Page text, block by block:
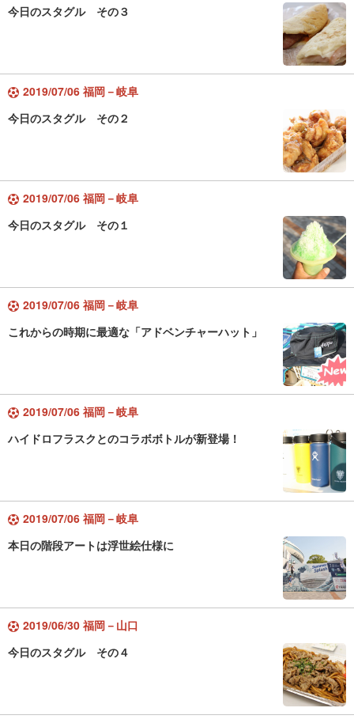
今日のスタグル その３
2019/07/06 福岡－岐阜
今日のスタグル その２
2019/07/06 福岡－岐阜
今日のスタグル その１
2019/07/06 福岡－岐阜
これからの時期に最適な「アドベンチャーハット」
2019/07/06 福岡－岐阜
ハイドロフラスクとのコラボボトルが新登場！
2019/07/06 福岡－岐阜
本日の階段アートは浮世絵仕様に
2019/06/30 福岡－山口
今日のスタグル その４